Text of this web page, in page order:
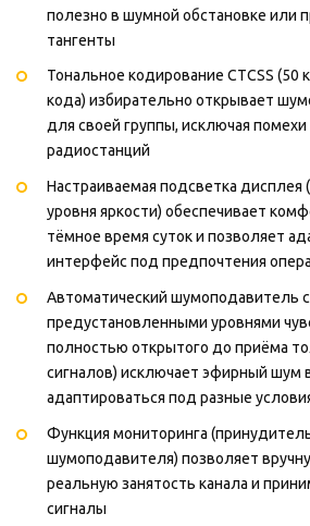
полезно в шумной обстановке или
тангенты
Тональное кодирование CTCSS (50
кода) избирательно открывает
для своей группы, исключая
радиостанций
Настраиваемая подсветка дисплея
уровня яркости) обеспечивает
тёмное время суток и позволяет
интерфейс под предпочтения
Автоматический шумоподавитель
предустановленными уровнями
полностью открытого до приёма
сигналов) исключает эфирный шум
адаптироваться под разные
Функция мониторинга
шумоподавителя) позволяет
реальную занятость канала и
сигналы